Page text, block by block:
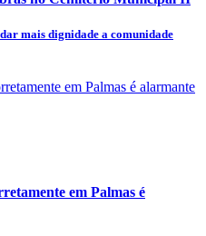
mais dignidade a comunidade
em Palmas é